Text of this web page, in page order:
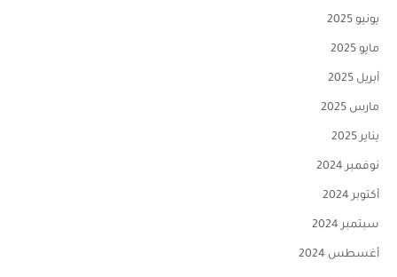
يونيو 2025
مايو 2025
أبريل 2025
مارس 2025
يناير 2025
نوفمبر 2024
أكتوبر 2024
سبتمبر 2024
أغسطس 2024